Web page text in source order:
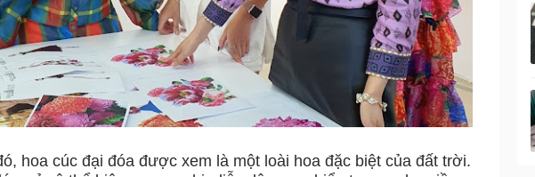
hoa cúc đại đóa được xem là một loài hoa đặc biệt của đất trời.